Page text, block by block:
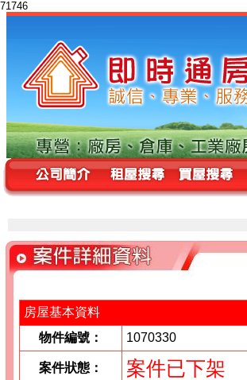
71746
房屋基本資料
物件編號：
1070330
案件狀態： 案件已下架